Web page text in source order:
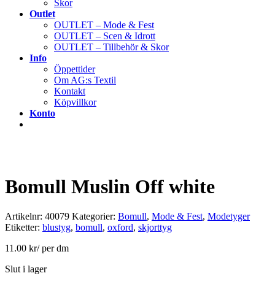
Skor
Outlet
OUTLET – Mode & Fest
OUTLET – Scen & Idrott
OUTLET – Tillbehör & Skor
Info
Öppettider
Om AG:s Textil
Kontakt
Köpvillkor
Konto
Bomull Muslin Off white
Artikelnr: 40079 Kategorier: Bomull, Mode & Fest, Modetyger
Etiketter: blustyg, bomull, oxford, skjorttyg
11.00 kr/ per dm
Slut i lager